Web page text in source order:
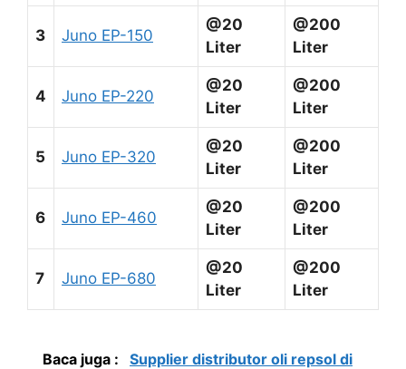
3 Juno EP-150
@20
Liter
@200
Liter
4 Juno EP-220
@20
Liter
@200
Liter
5 Juno EP-320
@20
Liter
@200
Liter
6 Juno EP-460
@20
Liter
@200
Liter
7 Juno EP-680
@20
Liter
@200
Liter
Baca juga :
Supplier distributor oli repsol di